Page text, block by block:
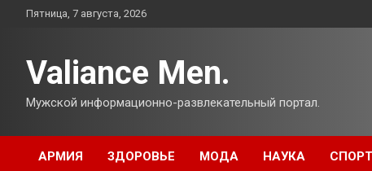
ПерейтиПятница, 7 августа, 2026
Valiance Men.
Мужской информационно-развлекательный портал.
АРМИЯ ЗДОРОВЬЕ МОДА НАУКА СПОРТ